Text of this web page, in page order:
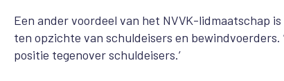
Een ander voordeel van het NVVK-lidmaatschap
ten opzichte van schuldeisers en
positie tegenover schuldeisers.’